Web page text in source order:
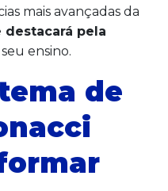
mais avançadas da
destacará pela
ensino.
de